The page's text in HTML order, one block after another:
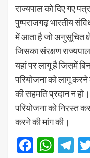
राज्यपाल को दिए गए
पुष्पराजगढ़ भारतीय
में आता है जो अनुसूचित
जिसका संरक्षण
यहां पर लागू है जिसमें
परियोजना को लागू
की सहमति प्रदान न
परियोजना को निरस्त
करने की मांग की।